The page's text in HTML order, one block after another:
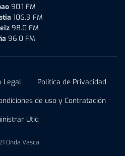
90.1 FM
106.9 FM
98.0 FM
96.0 FM
Legal
Política de Privacidad
de uso y Contratación
Utiq
Onda Vasca